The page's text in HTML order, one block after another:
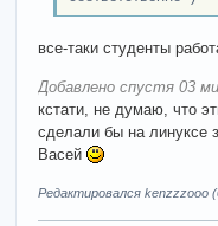
все-таки студенты
Добавлено спустя 03
кстати, не думаю, что
сделали бы на линуксе
Васей
Редактировался kenzzzooo